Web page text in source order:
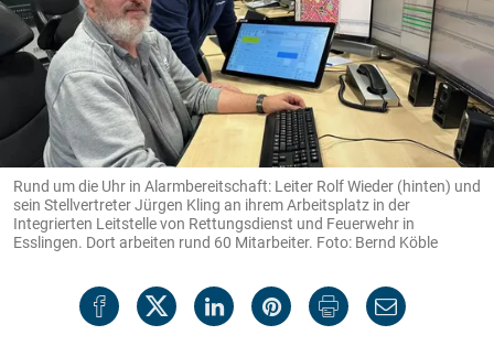
Rund um die Uhr in Alarmbereitschaft: Leiter Rolf Wieder (hinten) und
sein Stellvertreter Jürgen Kling an ihrem Arbeitsplatz in der
Integrierten Leitstelle von Rettungsdienst und Feuerwehr in
Esslingen. Dort arbeiten rund 60 Mitarbeiter. Foto: Bernd Köble